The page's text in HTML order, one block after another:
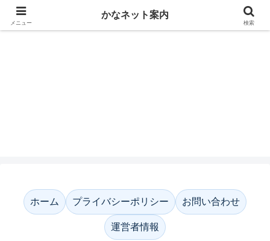
ホーム プライバシーポリシー お問い合わせ
運営者情報
メニュー
かなネット案内
検索